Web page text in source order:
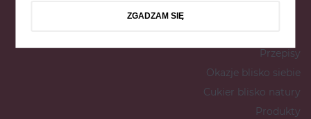
Przepisy
Okazje blisko siebie
Cukier blisko natury
Produkty
ZGADZAM SIĘ